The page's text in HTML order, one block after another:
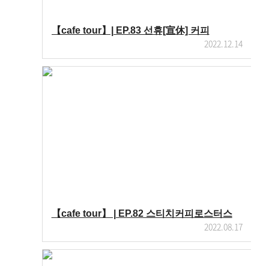
【cafe tour】| EP.83 선휴[宣休] 커피
2022.12.14
【cafe tour】 | EP.82 스티치커피로스터스
2022.08.17